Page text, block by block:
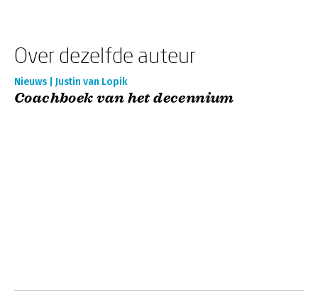
Over dezelfde auteur
Nieuws | Justin van Lopik
Coachboek van het decennium